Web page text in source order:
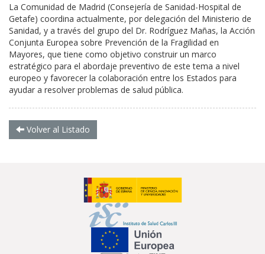
La Comunidad de Madrid (Consejería de Sanidad-Hospital de
Getafe) coordina actualmente, por delegación del Ministerio de
Sanidad, y a través del grupo del Dr. Rodríguez Mañas, la Acción
Conjunta Europea sobre Prevención de la Fragilidad en
Mayores, que tiene como objetivo construir un marco
estratégico para el abordaje preventivo de este tema a nivel
europeo y favorecer la colaboración entre los Estados para
ayudar a resolver problemas de salud pública.
Volver al Listado